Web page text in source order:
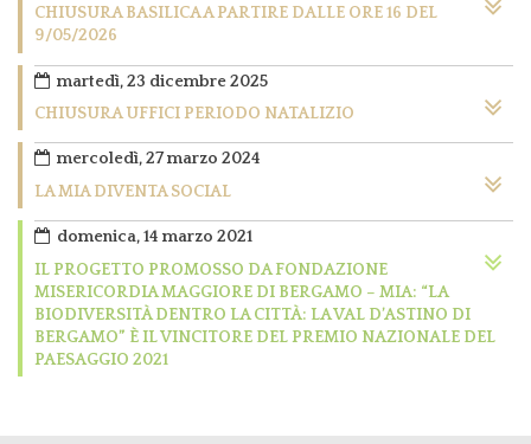
CHIUSURA BASILICA A PARTIRE DALLE ORE 16 DEL
9/05/2026
martedì, 23 dicembre 2025
CHIUSURA UFFICI PERIODO NATALIZIO
mercoledì, 27 marzo 2024
LA MIA DIVENTA SOCIAL
domenica, 14 marzo 2021
IL PROGETTO PROMOSSO DA FONDAZIONE
MISERICORDIA MAGGIORE DI BERGAMO – MIA: “LA
BIODIVERSITÀ DENTRO LA CITTÀ: LA VAL D’ASTINO DI
BERGAMO” È IL VINCITORE DEL PREMIO NAZIONALE DEL
PAESAGGIO 2021